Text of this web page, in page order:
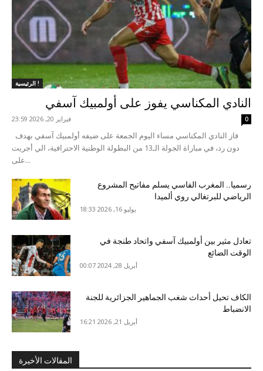
الرئيسية !
النادي المكناسي يفوز على أولمبيك آسفي
فبراير 20, 2026 23:59 0
دون رد، في مباراة الجولة الـ13 من البطولة الوطنية الاحترافية، الي أجريت
على...
رسميا.. المغرب الفاسي يسلم مفاتيح المشروع
الرياضي للبرتغالي روي ألميدا
يوليو 16, 2026 18:33
تعادل مثير بين أولمبيك آسفي واتحاد طنجة في
الوقت الضائع
أبريل 28, 2024 00:07
الكاف تحيل أحداث شغب الجماهير الجزائرية للجنة
الانضباط
أبريل 21, 2026 16:21
المقالات الأخيرة